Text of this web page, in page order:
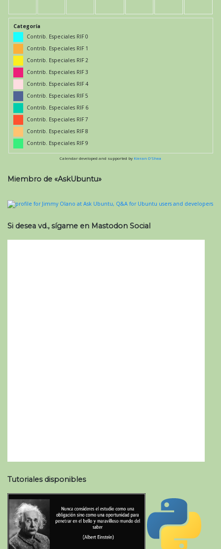
Categoría
Contrib. Especiales RIF 0
Contrib. Especiales RIF 1
Contrib. Especiales RIF 2
Contrib. Especiales RIF 3
Contrib. Especiales RIF 4
Contrib. Especiales RIF 5
Contrib. Especiales RIF 6
Contrib. Especiales RIF 7
Contrib. Especiales RIF 8
Contrib. Especiales RIF 9
Calendar developed and supported by Kieran O'Shea
Miembro de «AskUbuntu»
Si desea vd., sígame en Mastodon Social
Tutoriales disponibles